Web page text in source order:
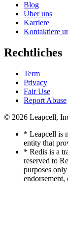
Blog
Über uns
Karriere
Kontaktiere
Rechtliches
Term
Privacy
Fair Use
Report Abuse
© 2026 Leapcell,
* Leapcell is
entity that
* Redis is a
reserved to
purposes